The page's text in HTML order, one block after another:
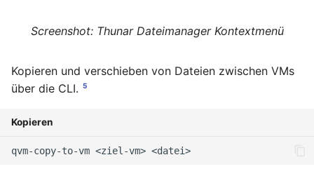
September 2013
August 2013
Screenshot: Thunar Dateimanager Kontextmenü
Kopieren und verschieben von Dateien zwischen VMs
über die CLI. 5
Kopieren
qvm-copy-to-vm <ziel-vm>